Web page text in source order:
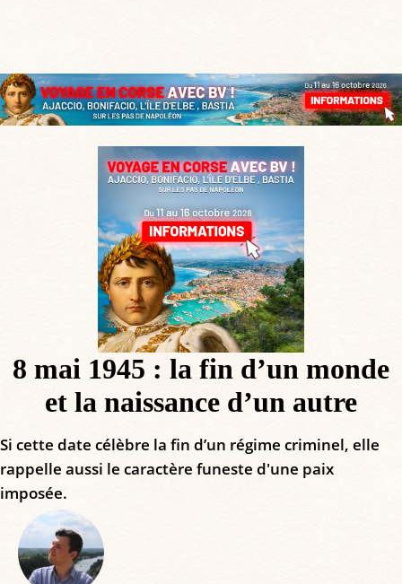
8 mai 1945 : la fin d’un monde
et la naissance d’un autre
Si cette date célèbre la fin d’un régime criminel, elle
rappelle aussi le caractère funeste d'une paix
imposée.